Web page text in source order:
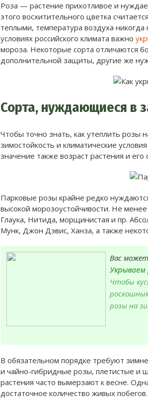
Роза — растение прихотливое и
этого восхитительного цветка
теплыми, температура воздуха
условиях российского климата важно
мороза. Некоторые сорта отличаются
дополнительной защиты, другие же
Сорта, нуждающиеся в
Чтобы точно знать, как утеплить розы
зимостойкость и климатические
значение также возраст растения и
Парковые розы крайне редко
высокой морозоустойчивости. Не
Глаука, Нитида, морщинистая и пр.
Мунк, Джон Дэвис, Ханза, а также
Вас
Укрываем
Чтобы
розы на
В обязательном порядке требуют
и чайно-гибридные розы, плетистые и
растения часто вымерзают к весне.
достаточное количество живых побегов.